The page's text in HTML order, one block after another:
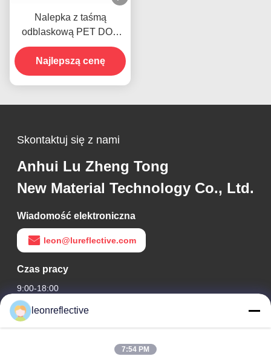
Nalepka z taśmą
odblaskową PET DOT
dla samochodów
ciężarowych
Najlepszą cenę
Skontaktuj się z nami
Anhui Lu Zheng Tong
New Material Technology Co., Ltd.
Wiadomość elektroniczna
leon@lureflective.com
Czas pracy
9:00-18:00
Nasz adres
2 piętro, budynek D2, Huayi Science and Technology Park,
leonreflective
7:54 PM